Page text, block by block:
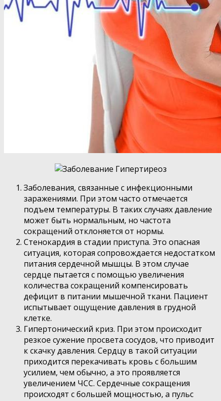
Заболевания, связанные с инфекционными
заражениями. При этом часто отмечается
подъем температуры. В таких случаях давление
может быть нормальным, но частота
сокращений отклоняется от нормы.
Стенокардия в стадии приступа. Это опасная
ситуация, которая сопровождается недостатком
питания сердечной мышцы. В этом случае
сердце пытается с помощью увеличения
количества сокращений компенсировать
дефицит в питании мышечной ткани. Пациент
испытывает ощущение давления в грудной
клетке.
Гипертонический криз. При этом происходит
резкое сужение просвета сосудов, что приводит
к скачку давления. Сердцу в такой ситуации
приходится перекачивать кровь с большим
усилием, чем обычно, а это проявляется
увеличением ЧСС. Сердечные сокращения
происходят с большей мощностью, а пульс